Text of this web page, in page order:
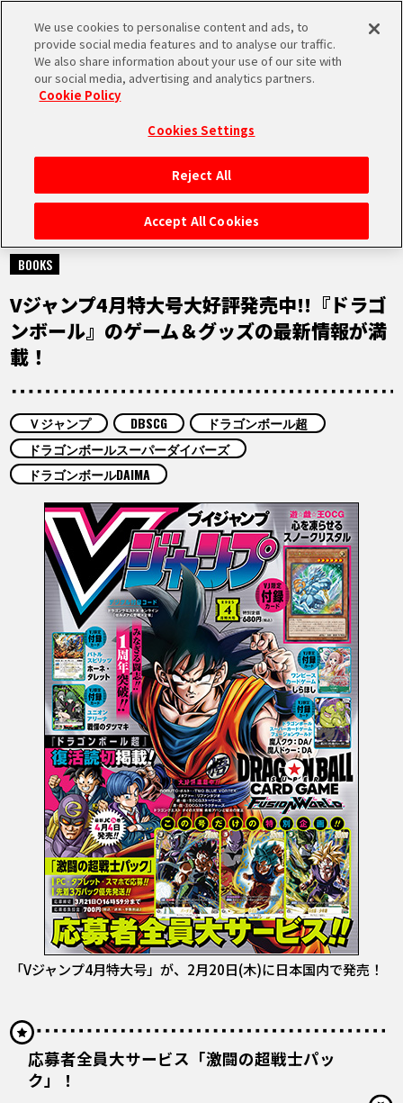
MEN
HOME
NEWS
RANKING
COLUMNS
ABOUT
LANGUAGE
EN FR DE ES
NEWS
2025.02.20
BOOKS
Vジャンプ4月特大号大好評発売中!!『ドラゴ
ンボール』のゲーム＆グッズの最新情報が満
載！
Ｖジャンプ DBSCG
ドラゴンボール超
ドラゴンボールスーパーダイバーズ
ドラゴンボールDAIMA
「Vジャンプ4月特大号」が、2月20日(木)に日本国内で発売！
応募者全員大サービス「激闘の超戦士パッ
ク」！
We use cookies to personalise content and ads, to
provide social media features and to analyse our traffic.
We also share information about your use of our site with
our social media, advertising and analytics partners.
Cookie Policy
Cookies Settings
Reject All
Accept All Cookies